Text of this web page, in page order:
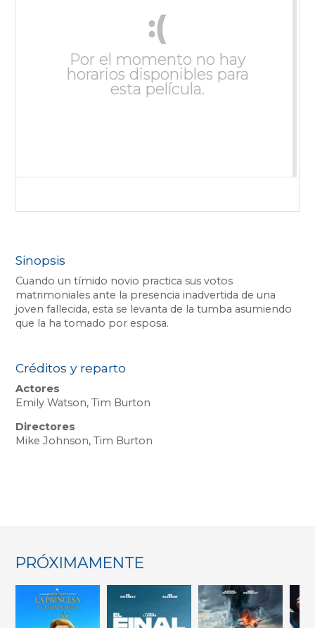
:(
Por el momento no hay
horarios disponibles para
esta película.
Sinopsis
Cuando un tímido novio practica sus votos
matrimoniales ante la presencia inadvertida de una
joven fallecida, esta se levanta de la tumba asumiendo
que la ha tomado por esposa.
Créditos y reparto
Actores
Emily Watson, Tim Burton
Directores
Mike Johnson, Tim Burton
PRÓXIMAMENTE